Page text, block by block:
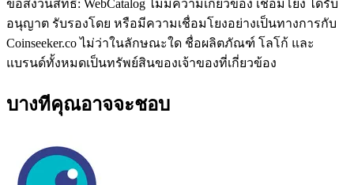
ข้อสงวนสิทธิ์: WebCatalog ไม่มีความเกี่ยวข้อง เชื่อมโยง ได้รับ
อนุญาต รับรองโดย หรือมีความเชื่อมโยงอย่างเป็นทางการกับ
Coinseeker.co ไม่ว่าในลักษณะใด ชื่อผลิตภัณฑ์ โลโก้ และ
แบรนด์ทั้งหมดเป็นทรัพย์สินของเจ้าของที่เกี่ยวข้อง
บางทีคุณอาจจะชอบ